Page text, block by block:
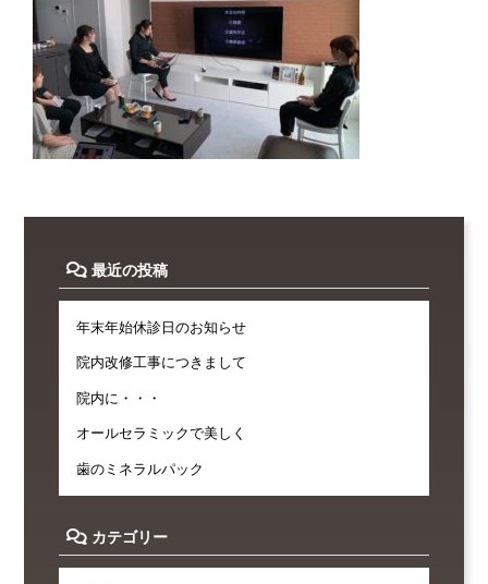
最近の投稿
年末年始休診日のお知らせ
院内改修工事につきまして
院内に・・・
オールセラミックで美しく
歯のミネラルパック
カテゴリー